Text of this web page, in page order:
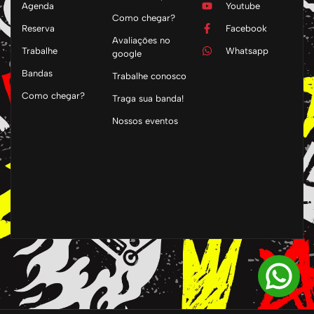
Agenda
Reserva
Trabalhe
Bandas
Como chegar?
Como chegar?
Avaliações no
google
Trabalhe conosco
Traga sua banda!
Nossos eventos
Youtube
Facebook
Whatsapp